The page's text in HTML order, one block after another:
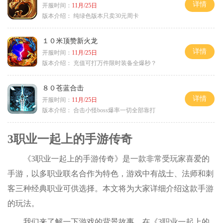
开服时间： 11月/25日
版本介绍： 纯绿色版本只卖30元周卡
详情
１０米顶赞新火龙
开服时间： 11月/25日
版本介绍：
充值可打万件限时装备全爆秒？
详情
８０苍蓝合击
开服时间： 11月/25日
版本介绍： 合击小怪boss爆率一切全部靠打
详情
3职业一起上的手游传奇
《3职业一起上的手游传奇》是一款非常受玩家喜爱的
手游，以多职业联名合作为特色，游戏中有战士、法师和刺
客三种经典职业可供选择。本文将为大家详细介绍这款手游
的玩法。